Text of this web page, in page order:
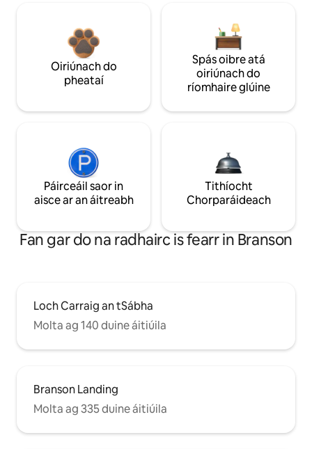
Oiriúnach do
pheataí
Spás oibre atá
oiriúnach do
ríomhaire glúine
Páirceáil saor in
aisce ar an áitreabh
Tithíocht
Chorparáideach
Fan gar do na radhairc is fearr in Branson
Loch Carraig an tSábha
Molta ag 140 duine áitiúila
Branson Landing
Molta ag 335 duine áitiúila